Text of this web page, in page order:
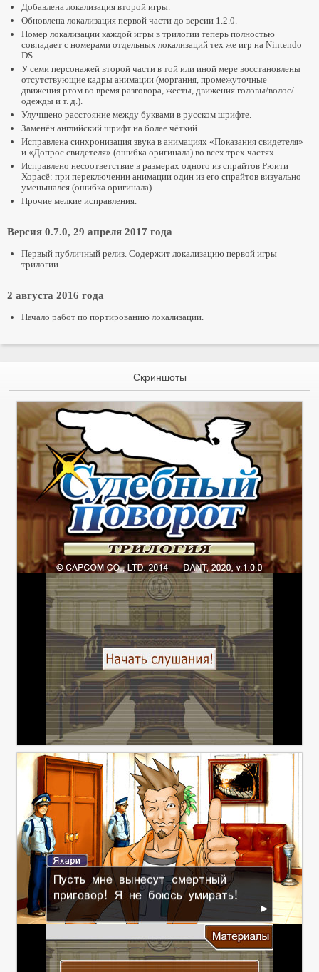
Добавлена локализация второй игры.
Обновлена локализация первой части до версии 1.2.0.
Номер локализации каждой игры в трилогии теперь полностью
совпадает с номерами отдельных локализаций тех же игр на Nintendo
DS.
У семи персонажей второй части в той или иной мере восстановлены
отсутствующие кадры анимации (моргания, промежуточные
движения ртом во время разговора, жесты, движения головы/волос/
одежды и т. д.).
Улучшено расстояние между буквами в русском шрифте.
Заменён английский шрифт на более чёткий.
Исправлена синхронизация звука в анимациях «Показания свидетеля»
и «Допрос свидетеля» (ошибка оригинала) во всех трех частях.
Исправлено несоответствие в размерах одного из спрайтов Рюити
Хорасё: при переключении анимации один из его спрайтов визуально
уменьшался (ошибка оригинала).
Прочие мелкие исправления.
Версия 0.7.0, 29 апреля 2017 года
Первый публичный релиз. Содержит локализацию первой игры
трилогии.
2 августа 2016 года
Начало работ по портированию локализации.
Скриншоты